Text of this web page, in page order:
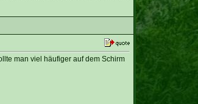
man viel häufiger auf dem Schirm